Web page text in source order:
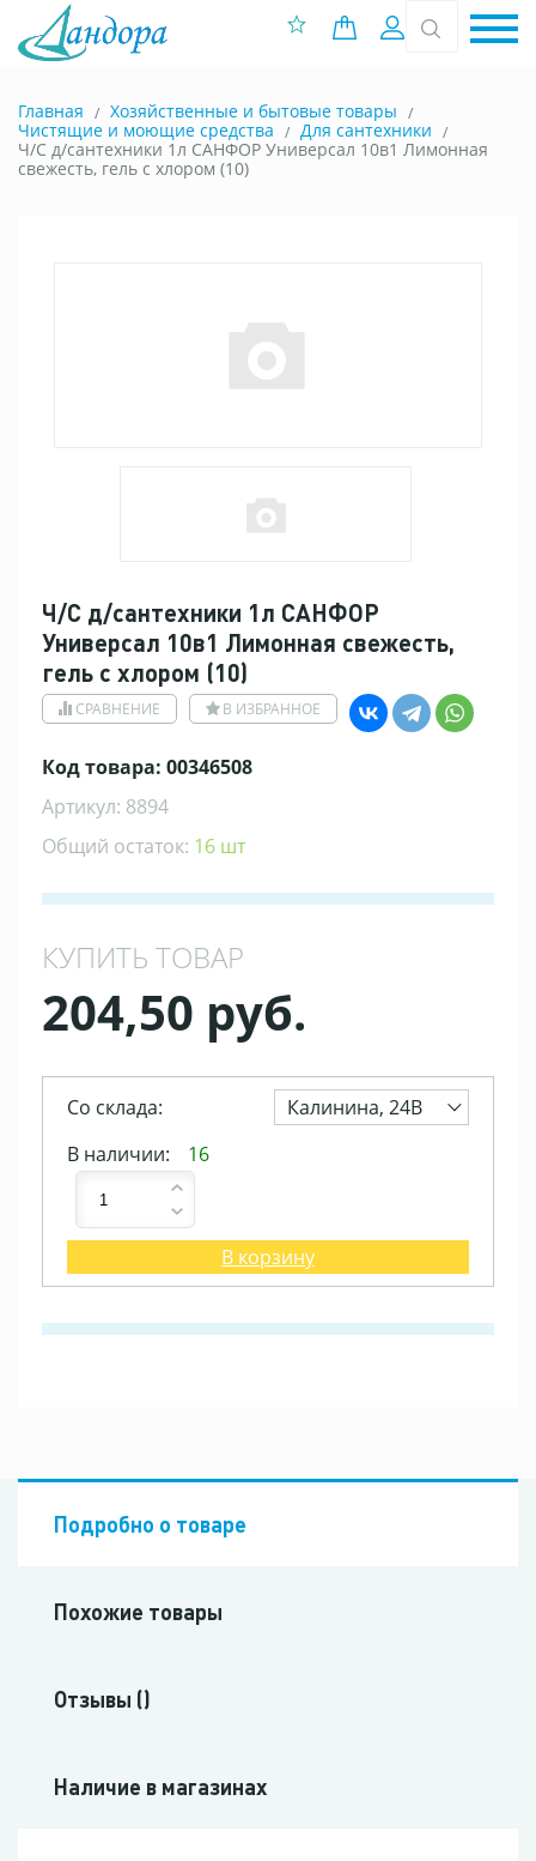
0 позиций
Вход
Главная
Хозяйственные и бытовые товары
Чистящие и моющие средства
Для сантехники
Ч/С д/сантехники 1л САНФОР Универсал 10в1 Лимонная
свежесть, гель с хлором (10)
Ч/С д/сантехники 1л САНФОР
Универсал 10в1 Лимонная свежесть,
гель с хлором (10)
СРАВНЕНИЕ В ИЗБРАННОЕ
Код товара: 00346508
Артикул: 8894
Общий остаток: 16 шт
КУПИТЬ ТОВАР
204,50 руб.
Со склада:
Калинина, 24В
В наличии:
16
В корзину
Подробно о товаре
Похожие товары
Отзывы ()
Наличие в магазинах